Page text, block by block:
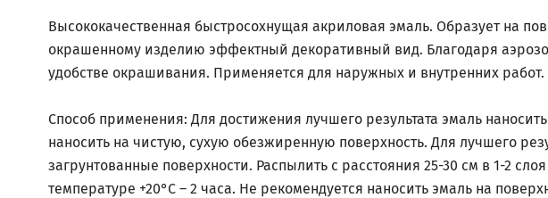
Высококачественная быстросохнущая акриловая эмаль. Образует на
окрашенному изделию эффектный декоративный вид. Благодаря
удобстве окрашивания. Применяется для наружных и внутренних работ.
Способ применения: Для достижения лучшего результата эмаль
наносить на чистую, сухую обезжиренную поверхность. Для лучшего
загрунтованные поверхности. Распылить с расстояния 25-30 см в 1-2
температуре +20°С – 2 часа. Не рекомендуется наносить эмаль на